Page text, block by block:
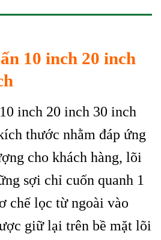
10 inch 20 inch
inch 20 inch 30 inch
thước nhằm đáp ứng
cho khách hàng, lõi
sợi chỉ cuốn quanh 1
chế lọc từ ngoài vào
giữ lại trên bề mặt lõi